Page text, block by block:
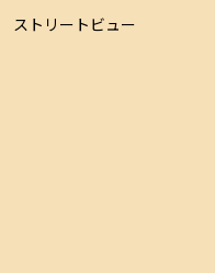
ストリートビュー